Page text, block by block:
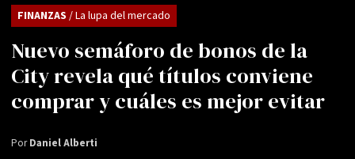
Nuevo semáforo de bonos de la
City revela qué títulos conviene
comprar y cuáles es mejor evitar
FINANZAS / La lupa del mercado
PorDaniel Alberti